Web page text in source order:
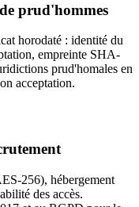
prud'hommes
horodaté : identité du
empreinte SHA-
prud'homales en
acceptation.
256), hébergement
des accès.